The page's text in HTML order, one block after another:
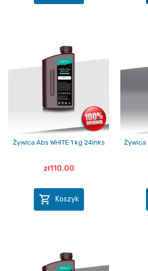
Żywica Abs WHITE 1 kg 24inks
zł110.00
 Koszyk
Żywica